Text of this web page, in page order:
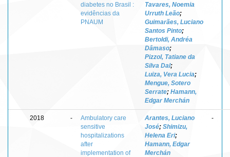
diabetes no Brasil :
evidências da
PNAUM
Tavares, Noemia
Urruth Leão;
Guimarães, Luciano
Santos Pinto;
Bertoldi, Andréa
Dâmaso;
Pizzol, Tatiane da
Silva Dal;
Luiza, Vera Lucia;
Mengue, Sotero
Serrate; Hamann,
Edgar Merchán
2018 -
Ambulatory care
sensitive
hospitalizations
after
implementation of
Arantes, Luciano
José; Shimizu,
Helena Eri;
Hamann, Edgar
Merchán
-